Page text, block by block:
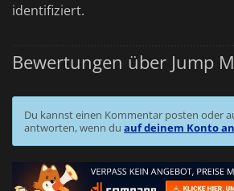
identifiziert.
Bewertungen über Jump
Du kannst einen Kommentar posten oder
antworten, wenn du auf deinem Konto